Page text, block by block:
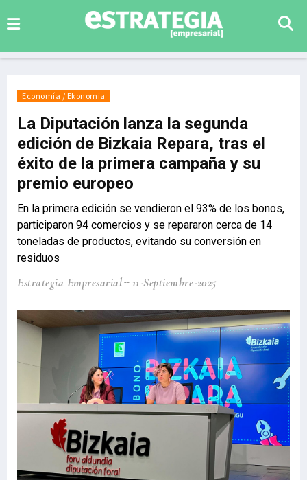
Economía / Ekonomia
La Diputación lanza la segunda
edición de Bizkaia Repara, tras el
éxito de la primera campaña y su
premio europeo
En la primera edición se vendieron el 93% de los bonos,
participaron 94 comercios y se repararon cerca de 14
toneladas de productos, evitando su conversión en
residuos
Estrategia Empresarial 11-Septiembre-2025